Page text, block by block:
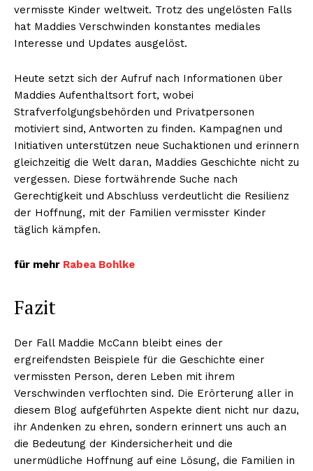
vermisste Kinder weltweit. Trotz des ungelösten Falls
hat Maddies Verschwinden konstantes mediales
Interesse und Updates ausgelöst.
Heute setzt sich der Aufruf nach Informationen über
Maddies Aufenthaltsort fort, wobei
Strafverfolgungsbehörden und Privatpersonen
motiviert sind, Antworten zu finden. Kampagnen und
Initiativen unterstützen neue Suchaktionen und erinnern
gleichzeitig die Welt daran, Maddies Geschichte nicht zu
vergessen. Diese fortwährende Suche nach
Gerechtigkeit und Abschluss verdeutlicht die Resilienz
der Hoffnung, mit der Familien vermisster Kinder
täglich kämpfen.
für mehr Rabea Bohlke
Fazit
Der Fall Maddie McCann bleibt eines der
ergreifendsten Beispiele für die Geschichte einer
vermissten Person, deren Leben mit ihrem
Verschwinden verflochten sind. Die Erörterung aller in
diesem Blog aufgeführten Aspekte dient nicht nur dazu,
ihr Andenken zu ehren, sondern erinnert uns auch an
die Bedeutung der Kindersicherheit und die
unermüdliche Hoffnung auf eine Lösung, die Familien in